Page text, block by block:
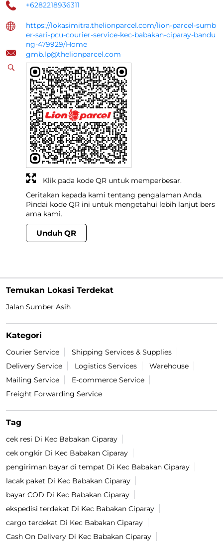
+6282218936311
https://lokasimitra.thelionparcel.com/lion-parcel-sumb
er-sari-pcu-courier-service-kec-babakan-ciparay-bandu
ng-479929/Home
gmb.lp@thelionparcel.com
Ceritakan kepada kami tentang pengalaman Anda.
Pindai kode QR ini untuk mengetahui lebih lanjut bers
ama kami.
Unduh QR
Klik pada kode QR untuk memperbesar.
Temukan Lokasi Terdekat
Jalan Sumber Asih
Kategori
Courier Service
Shipping Services & Supplies
Delivery Service
Logistics Services
Warehouse
Mailing Service
E-commerce Service
Freight Forwarding Service
Tag
cek resi Di Kec Babakan Ciparay
cek ongkir Di Kec Babakan Ciparay
pengiriman bayar di tempat Di Kec Babakan Ciparay
lacak paket Di Kec Babakan Ciparay
bayar COD Di Kec Babakan Ciparay
ekspedisi terdekat Di Kec Babakan Ciparay
cargo terdekat Di Kec Babakan Ciparay
Cash On Delivery Di Kec Babakan Ciparay